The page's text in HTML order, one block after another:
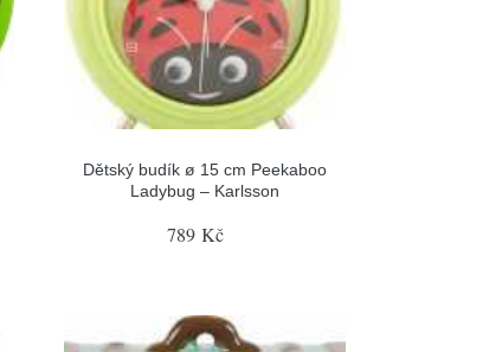
Dětský budík ø 15 cm Peekaboo
Ladybug – Karlsson
789 Kč